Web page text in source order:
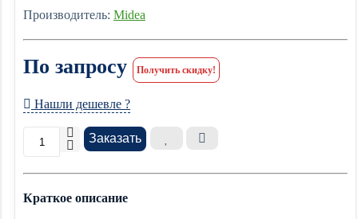
Производитель: Midea
По запросу Получить скидку!
Нашли дешевле ?
Заказать
Краткое описание